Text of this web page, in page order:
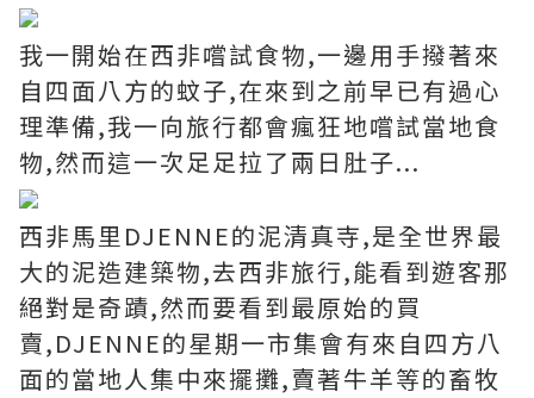
我一開始在西非嚐試食物,一邊用手撥著來
自四面八方的蚊子,在來到之前早已有過心
理準備,我一向旅行都會瘋狂地嚐試當地食
物,然而這一次足足拉了兩日肚子...
西非馬里DJENNE的泥清真寺,是全世界最
大的泥造建築物,去西非旅行,能看到遊客那
絕對是奇蹟,然而要看到最原始的買
賣,DJENNE的星期一市集會有來自四方八
面的當地人集中來擺攤,賣著牛羊等的畜牧